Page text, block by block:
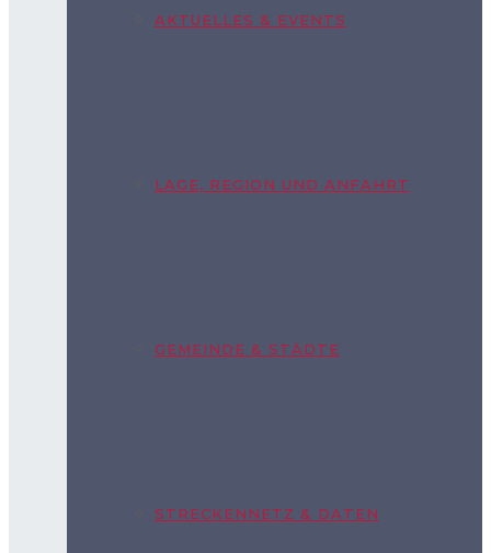
AKTUELLES & EVENTS
LAGE, REGION UND ANFAHRT
GEMEINDE & STÄDTE
STRECKENNETZ & DATEN